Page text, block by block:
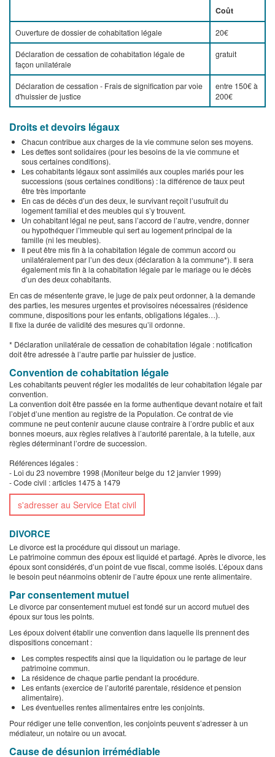
Coût
Ouverture de dossier de cohabitation légale 20€
Déclaration de cessation de cohabitation légale de
façon unilatérale
gratuit
Déclaration de cessation - Frais de signification par voie
d'huissier de justice
entre 150€ à
200€
Droits et devoirs légaux
Chacun contribue aux charges de la vie commune selon ses moyens.
Les dettes sont solidaires (pour les besoins de la vie commune et
sous certaines conditions).
Les cohabitants légaux sont assimilés aux couples mariés pour les
successions (sous certaines conditions) : la différence de taux peut
être très importante
En cas de décès d’un des deux, le survivant reçoit l’usufruit du
logement familial et des meubles qui s’y trouvent.
Un cohabitant légal ne peut, sans l’accord de l’autre, vendre, donner
ou hypothéquer l’immeuble qui sert au logement principal de la
famille (ni les meubles).
Il peut être mis fin à la cohabitation légale de commun accord ou
unilatéralement par l’un des deux (déclaration à la commune*). Il sera
également mis fin à la cohabitation légale par le mariage ou le décès
d’un des deux cohabitants.
En cas de mésentente grave, le juge de paix peut ordonner, à la demande
des parties, les mesures urgentes et provisoires nécessaires (résidence
commune, dispositions pour les enfants, obligations légales…).
Il fixe la durée de validité des mesures qu’il ordonne.
* Déclaration unilatérale de cessation de cohabitation légale : notification
doit être adressée à l’autre partie par huissier de justice.
Convention de cohabitation légale
Les cohabitants peuvent régler les modalités de leur cohabitation légale par
convention.
La convention doit être passée en la forme authentique devant notaire et fait
l’objet d’une mention au registre de la Population. Ce contrat de vie
commune ne peut contenir aucune clause contraire à l’ordre public et aux
bonnes moeurs, aux règles relatives à l’autorité parentale, à la tutelle, aux
règles déterminant l’ordre de succession.
Références légales :
- Loi du 23 novembre 1998 (Moniteur belge du 12 janvier 1999)
- Code civil : articles 1475 à 1479
s'adresser au Service Etat civil
DIVORCE
Le divorce est la procédure qui dissout un mariage.
Le patrimoine commun des époux est liquidé et partagé. Après le divorce, les
époux sont considérés, d’un point de vue fiscal, comme isolés. L’époux dans
le besoin peut néanmoins obtenir de l’autre époux une rente alimentaire.
Par consentement mutuel
Le divorce par consentement mutuel est fondé sur un accord mutuel des
époux sur tous les points.
Les époux doivent établir une convention dans laquelle ils prennent des
dispositions concernant :
Les comptes respectifs ainsi que la liquidation ou le partage de leur
patrimoine commun.
La résidence de chaque partie pendant la procédure.
Les enfants (exercice de l’autorité parentale, résidence et pension
alimentaire).
Les éventuelles rentes alimentaires entre les conjoints.
Pour rédiger une telle convention, les conjoints peuvent s’adresser à un
médiateur, un notaire ou un avocat.
Cause de désunion irrémédiable